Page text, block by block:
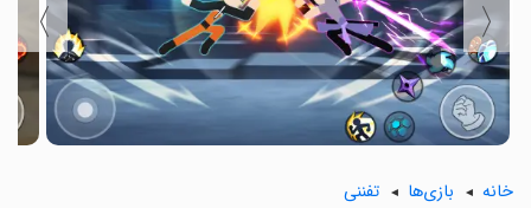
〈
〉
خانه بازی‌ها تفننی